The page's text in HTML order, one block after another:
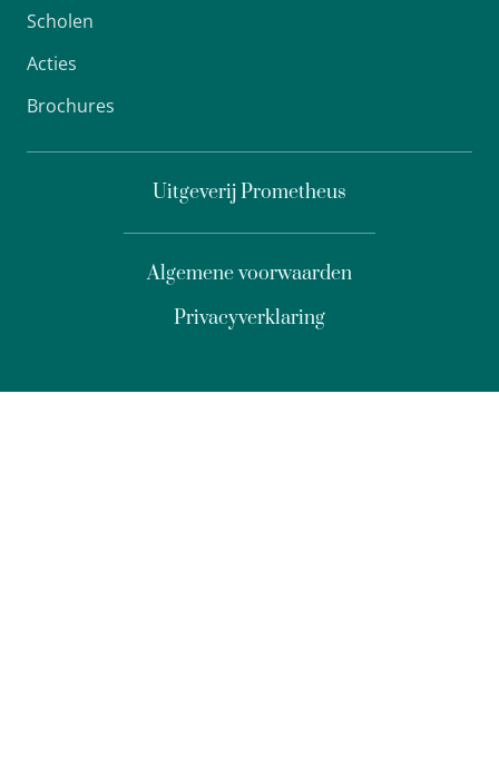
Scholen
Acties
Brochures
Uitgeverij Prometheus
Privacyverklaring
Algemene voorwaarden